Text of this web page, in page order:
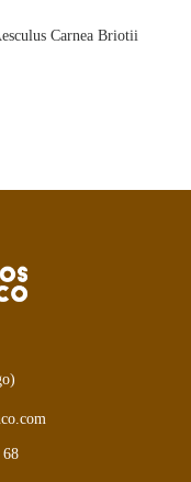
Carnea Briotii